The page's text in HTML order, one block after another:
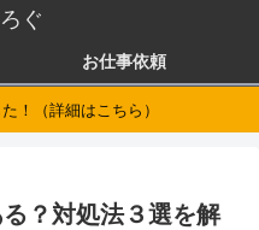
ぐ
お仕事依頼
！（詳細はこちら）
？対処法３選を解